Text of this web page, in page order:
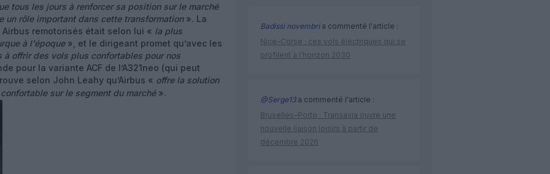
tous les jours à renforcer sa position sur le marché
un rôle important dans cette transformation ». La
remotorisés était selon lui « la plus
à l'époque», et le dirigeant promet qu’avec les
à offrir des vols plus confortables pour nos
pour la variante ACF de l’A321neo (qui peut
selon John Leahy qu’Airbus « offre la solution
sur le segment du marché».
Badissi novembria commenté l'article :
Nice–Corse : ces vols électriques qui se
profilent à l’horizon 2030
@Serge13a commenté l'article :
Bruxelles–Porto : Transavia ouvre une
nouvelle liaison loisirs à partir de
décembre 2026